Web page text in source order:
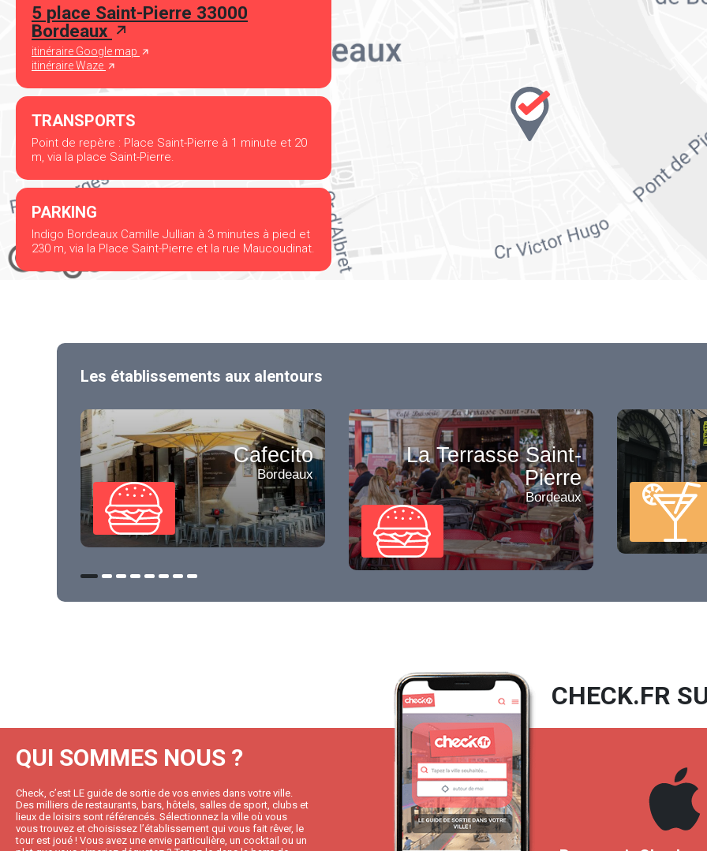
5 place Saint-Pierre 33000
Bordeaux
itinéraire Google map
itinéraire Waze
TRANSPORTS
Point de repère : Place Saint-Pierre à 1 minute et 20
m, via la place Saint-Pierre.
PARKING
Indigo Bordeaux Camille Jullian à 3 minutes à pied et
230 m, via la Place Saint-Pierre et la rue Maucoudinat.
Les établissements aux alentours
Cafecito
Bordeaux
La Terrasse Saint-
Pierre
Bordeaux
QUI SOMMES NOUS ?
Check, c’est LE guide de sortie de vos envies dans votre ville.
Des milliers de restaurants, bars, hôtels, salles de sport, clubs et
lieux de loisirs sont référencés. Sélectionnez la ville où vous
vous trouvez et choisissez l’établissement qui vous fait rêver, le
tour est joué ! Vous avez une envie particulière, un cocktail ou un
CHECK.FR